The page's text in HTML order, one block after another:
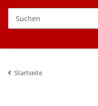
Startseite